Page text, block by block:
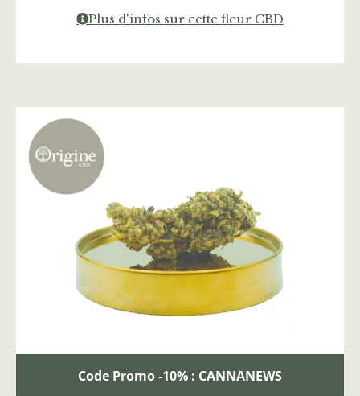
Plus d'infos sur cette fleur CBD
Code Promo -10% : CANNANEWS